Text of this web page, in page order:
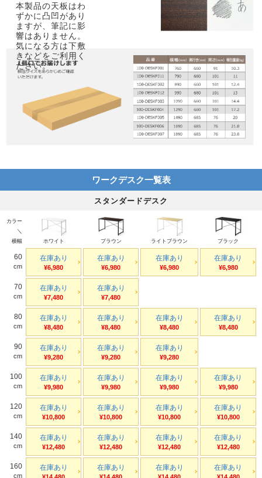
本製品の天板はわ
ずかに凸凹があり
ますが、筆記に影
響はありません。
気になる方は下敷
きなどをご利用く
ださい。
ワークデスク一覧表
スタンダードデスク
カラー
＼
横幅
ホワイト ブラウン ライトブラウン ブラック
60
cm
在庫あり
¥6,980
在庫あり
¥6,980
在庫あり
¥6,980
在庫あり
¥6,980
70
cm
在庫あり
¥7,480
在庫あり
¥7,480
80
cm
在庫あり
¥8,480
在庫あり
¥8,480
在庫あり
¥8,480
在庫あり
¥8,480
90
cm
在庫あり
¥9,280
在庫あり
¥9,280
在庫あり
¥9,280
100
cm
在庫あり
¥9,980
在庫あり
¥9,980
在庫あり
¥9,980
在庫あり
¥9,980
120
cm
在庫あり
¥10,800
在庫あり
¥10,800
在庫あり
¥10,800
在庫あり
¥10,800
140
cm
在庫あり
¥12,480
在庫あり
¥12,480
在庫あり
¥12,480
在庫あり
¥12,480
160
cm
在庫あり 在庫あり 在庫あり 在庫あり